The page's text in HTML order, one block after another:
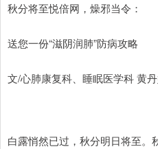
秋分将至悦倍网，燥邪当令：
送您一份“滋阴润肺”防病攻略
文/心肺康复科、睡眠医学科 黄
白露悄然已过，秋分明日将至。